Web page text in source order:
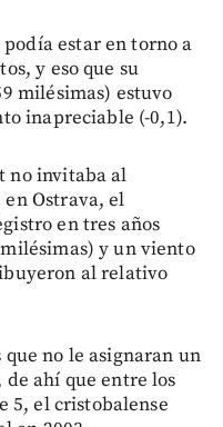
estar en torno a
y eso que su
milésimas) estuvo
inapreciable (-0,1).
no invitaba al
Ostrava, el
en tres años
y un viento
al relativo
no le asignaran un
ahí que entre los
5, el cristobalense